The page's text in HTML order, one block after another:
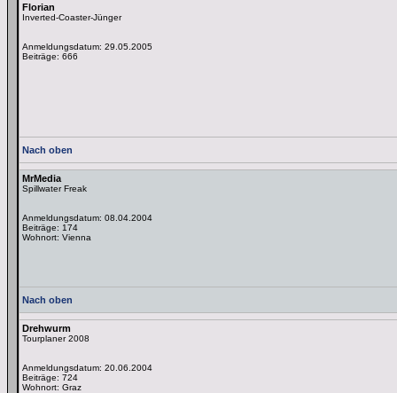
Florian
Inverted-Coaster-Jünger
Anmeldungsdatum: 29.05.2005
Beiträge: 666
Nach oben
MrMedia
Spillwater Freak
Anmeldungsdatum: 08.04.2004
Beiträge: 174
Wohnort: Vienna
Nach oben
Drehwurm
Tourplaner 2008
Anmeldungsdatum: 20.06.2004
Beiträge: 724
Wohnort: Graz